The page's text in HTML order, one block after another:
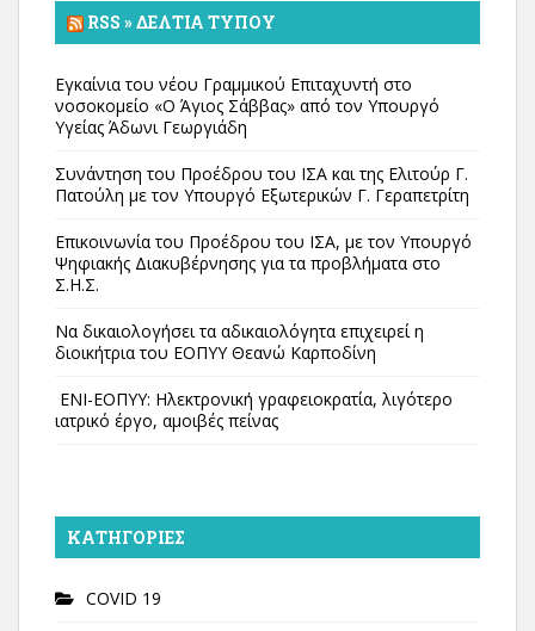
RSS » ΔΕΛΤΊΑ ΤΎΠΟΥ
Εγκαίνια του νέου Γραμμικού Επιταχυντή στο
νοσοκομείο «Ο Άγιος Σάββας» από τον Υπουργό
Υγείας Άδωνι Γεωργιάδη
Συνάντηση του Προέδρου του ΙΣΑ και της Ελιτούρ Γ.
Πατούλη με τον Υπουργό Εξωτερικών Γ. Γεραπετρίτη
Επικοινωνία του Προέδρου του ΙΣΑ, με τον Υπουργό
Ψηφιακής Διακυβέρνησης για τα προβλήματα στο
Σ.Η.Σ.
Να δικαιολογήσει τα αδικαιολόγητα επιχειρεί η
διοικήτρια του ΕΟΠΥΥ Θεανώ Καρποδίνη
ΕΝΙ-ΕΟΠΥΥ: Ηλεκτρονική γραφειοκρατία, λιγότερο
ιατρικό έργο, αμοιβές πείνας
KΑΤΗΓΟΡΊΕΣ
COVID 19